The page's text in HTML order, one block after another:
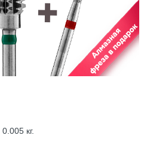
0.005 кг.